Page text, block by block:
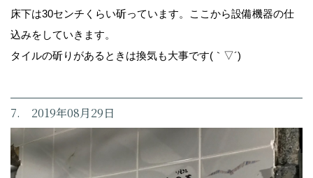
床下は30センチくらい斫っています。ここから設備機器の仕
込みをしていきます。
タイルの斫りがあるときは換気も大事です(｀▽´)
7. 2019年08月29日